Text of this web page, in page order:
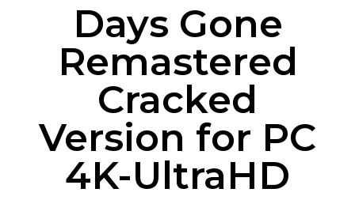
Days Gone
Remastered
Cracked
Version for PC
4K-UltraHD